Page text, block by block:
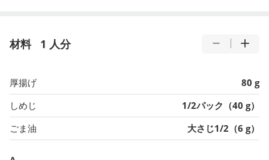
材料 1 人分
厚揚げ
80 g
しめじ
1/2パック（40 g）
ごま油
大さじ1/2（6 g）